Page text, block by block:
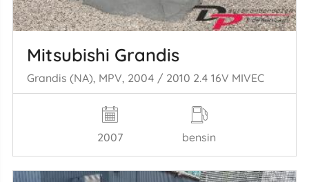
Mitsubishi Grandis
Grandis (NA), MPV, 2004 / 2010 2.4 16V MIVEC
2007 bensin